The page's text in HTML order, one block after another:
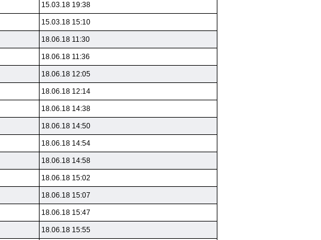
15.03.18 19:38
15.03.18 15:10
18.06.18 11:30
18.06.18 11:36
18.06.18 12:05
18.06.18 12:14
18.06.18 14:38
18.06.18 14:50
18.06.18 14:54
18.06.18 14:58
18.06.18 15:02
18.06.18 15:07
18.06.18 15:47
18.06.18 15:55